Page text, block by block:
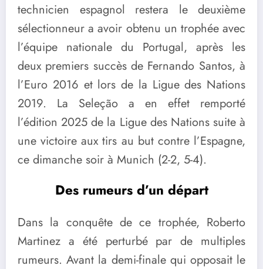
technicien espagnol restera le deuxième
sélectionneur a avoir obtenu un trophée avec
l’équipe nationale du Portugal, après les
deux premiers succès de Fernando Santos, à
l’Euro 2016 et lors de la Ligue des Nations
2019. La Seleção a en effet remporté
l’édition 2025 de la Ligue des Nations suite à
une victoire aux tirs au but contre l’Espagne,
ce dimanche soir à Munich (2-2, 5-4).
Des rumeurs d’un départ
Dans la conquête de ce trophée, Roberto
Martinez a été perturbé par de multiples
rumeurs. Avant la demi-finale qui opposait le